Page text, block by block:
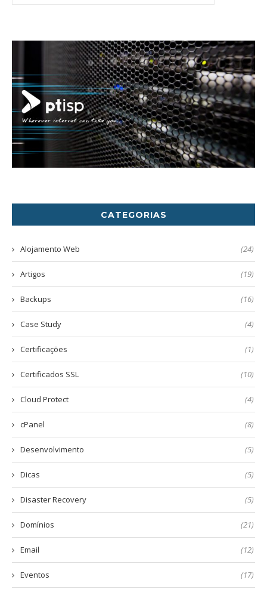
CATEGORIAS
Alojamento Web (24)
Artigos (19)
Backups (16)
Case Study (4)
Certificações (1)
Certificados SSL (10)
Cloud Protect (4)
cPanel (8)
Desenvolvimento (5)
Dicas (5)
Disaster Recovery (5)
Domínios (21)
Email (12)
Eventos (17)